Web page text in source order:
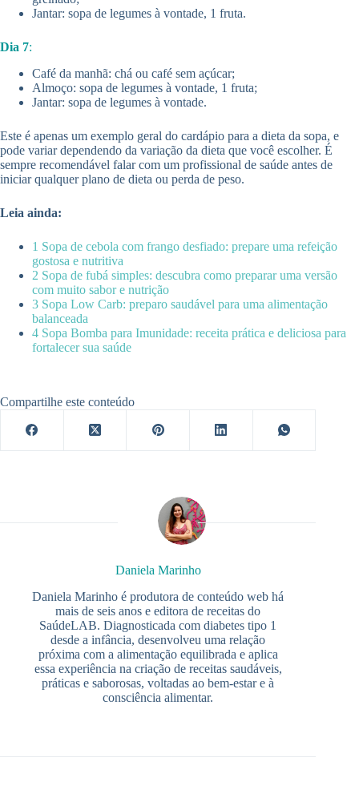
Jantar: sopa de legumes à vontade, 1 fruta.
Dia 7:
Café da manhã: chá ou café sem açúcar;
Almoço: sopa de legumes à vontade, 1 fruta;
Jantar: sopa de legumes à vontade.
Este é apenas um exemplo geral do cardápio para a dieta da sopa, e
pode variar dependendo da variação da dieta que você escolher. É
sempre recomendável falar com um profissional de saúde antes de
iniciar qualquer plano de dieta ou perda de peso.
Leia ainda:
1 Sopa de cebola com frango desfiado: prepare uma refeição
gostosa e nutritiva
2 Sopa de fubá simples: descubra como preparar uma versão
com muito sabor e nutrição
3 Sopa Low Carb: preparo saudável para uma alimentação
balanceada
4 Sopa Bomba para Imunidade: receita prática e deliciosa para
fortalecer sua saúde
Compartilhe este conteúdo
Daniela Marinho
Daniela Marinho é produtora de conteúdo web há
mais de seis anos e editora de receitas do
SaúdeLAB. Diagnosticada com diabetes tipo 1
desde a infância, desenvolveu uma relação
próxima com a alimentação equilibrada e aplica
essa experiência na criação de receitas saudáveis,
práticas e saborosas, voltadas ao bem-estar e à
consciência alimentar.